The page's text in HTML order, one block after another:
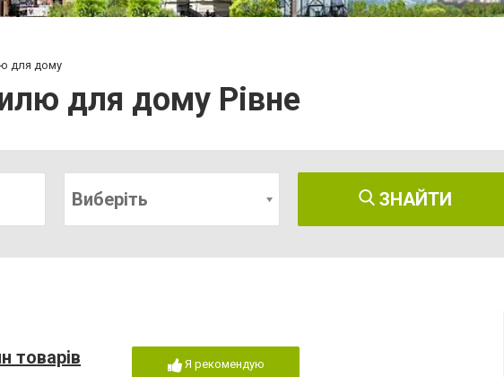
для дому
для дому Рівне
Виберіть ЗНАЙТИ
товарів
Я рекомендую